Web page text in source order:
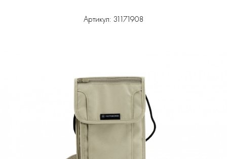
Артикул: 31171908